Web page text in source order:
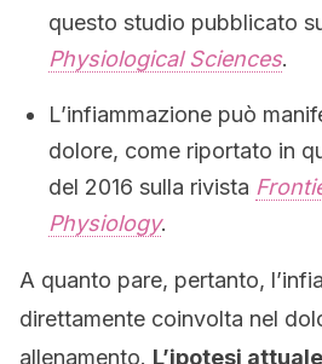
questo studio pubblicato
Physiological Sciences.
L’infiammazione può
dolore, come riportato in
del 2016 sulla rivista
Physiology.
A quanto pare, pertanto,
direttamente coinvolta nel
allenamento. L’ipotesi